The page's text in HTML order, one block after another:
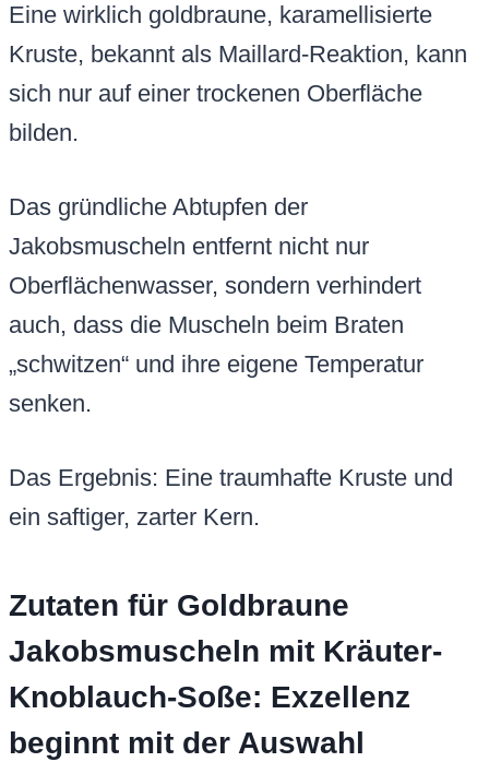
Eine wirklich goldbraune, karamellisierte
Kruste, bekannt als Maillard-Reaktion, kann
sich nur auf einer trockenen Oberfläche
bilden.
Das gründliche Abtupfen der
Jakobsmuscheln entfernt nicht nur
Oberflächenwasser, sondern verhindert
auch, dass die Muscheln beim Braten
„schwitzen“ und ihre eigene Temperatur
senken.
Das Ergebnis: Eine traumhafte Kruste und
ein saftiger, zarter Kern.
Zutaten für Goldbraune
Jakobsmuscheln mit Kräuter-
Knoblauch-Soße: Exzellenz
beginnt mit der Auswahl